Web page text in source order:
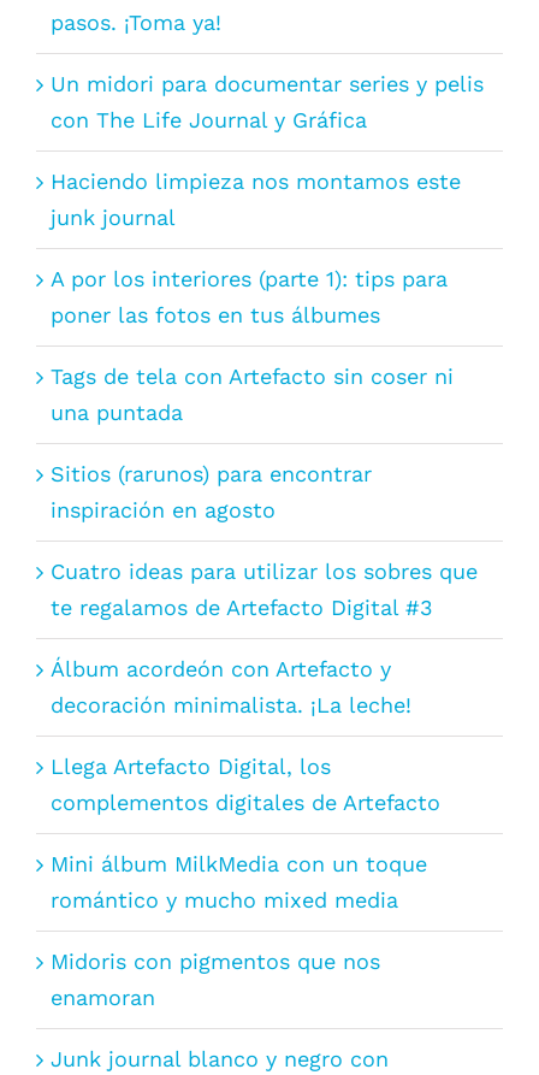
pasos. ¡Toma ya!
Un midori para documentar series y pelis
con The Life Journal y Gráfica
Haciendo limpieza nos montamos este
junk journal
A por los interiores (parte 1): tips para
poner las fotos en tus álbumes
Tags de tela con Artefacto sin coser ni
una puntada
Sitios (rarunos) para encontrar
inspiración en agosto
Cuatro ideas para utilizar los sobres que
te regalamos de Artefacto Digital #3
Álbum acordeón con Artefacto y
decoración minimalista. ¡La leche!
Llega Artefacto Digital, los
complementos digitales de Artefacto
Mini álbum MilkMedia con un toque
romántico y mucho mixed media
Midoris con pigmentos que nos
enamoran
Junk journal blanco y negro con